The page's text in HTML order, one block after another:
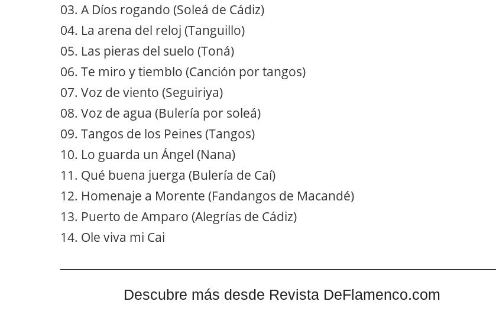
03. A Díos rogando (Soleá de Cádiz)
04. La arena del reloj (Tanguillo)
05. Las pieras del suelo (Toná)
06. Te miro y tiemblo (Canción por tangos)
07. Voz de viento (Seguiriya)
08. Voz de agua (Bulería por soleá)
09. Tangos de los Peines (Tangos)
10. Lo guarda un Ángel (Nana)
11. Qué buena juerga (Bulería de Caí)
12. Homenaje a Morente (Fandangos de Macandé)
13. Puerto de Amparo (Alegrías de Cádiz)
14. Ole viva mi Cai
Descubre más desde Revista DeFlamenco.com